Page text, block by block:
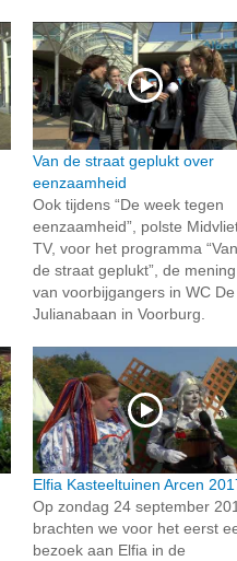
Van de straat geplukt over
eenzaamheid
Ook tijdens “De week tegen
eenzaamheid”, polste
TV, voor het programma “Van
de straat geplukt”, de mening
van voorbijgangers in WC De
Julianabaan in Voorburg.
Elfia Kasteeltuinen Arcen
Op zondag 24 september
brachten we voor het eerst
bezoek aan Elfia in de